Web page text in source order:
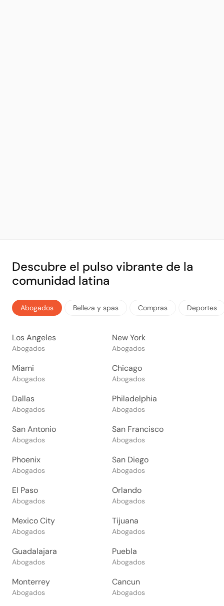
Descubre el pulso vibrante de la
comunidad latina
Abogados Belleza y spas Compras Deportes
Los Angeles
Abogados
New York
Abogados
Miami
Abogados
Chicago
Abogados
Dallas
Abogados
Philadelphia
Abogados
San Antonio
Abogados
San Francisco
Abogados
Phoenix
Abogados
San Diego
Abogados
El Paso
Abogados
Orlando
Abogados
Mexico City
Abogados
Tijuana
Abogados
Guadalajara
Abogados
Puebla
Abogados
Monterrey
Abogados
Cancun
Abogados